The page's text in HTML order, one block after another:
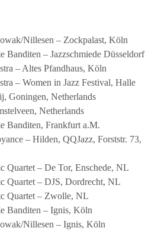
Nillesen – Zockpalast, Köln
Banditen – Jazzschmiede Düsseldorf
– Altes Pfandhaus, Köln
– Women in Jazz Festival, Halle
Goningen, Netherlands
Netherlands
Banditen, Frankfurt a.M.
– Hilden, QQJazz, Forststr. 73,
Quartet – De Tor, Enschede, NL
Quartet – DJS, Dordrecht, NL
Quartet – Zwolle, NL
Banditen – Ignis, Köln
Nillesen – Ignis, Köln